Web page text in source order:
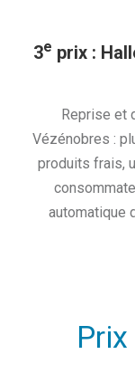
3e prix:
Reprise et
Vézénobres :
produits frais,
automatique
Prix